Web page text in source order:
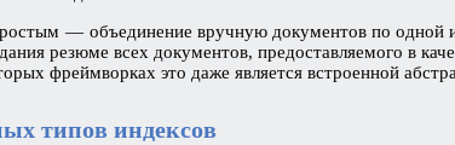
— объединение вручную документов по одной
резюме всех документов, предоставляемого в
фреймворках это даже является встроенной
типов индексов